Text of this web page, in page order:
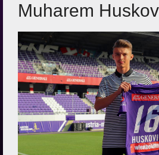
Zur Klub-Seite
Muharem